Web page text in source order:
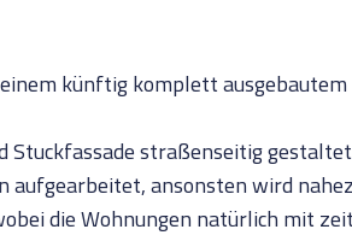
künftig komplett ausgebautem
Stuckfassade straßenseitig
ansonsten wird
die Wohnungen natürlich mit